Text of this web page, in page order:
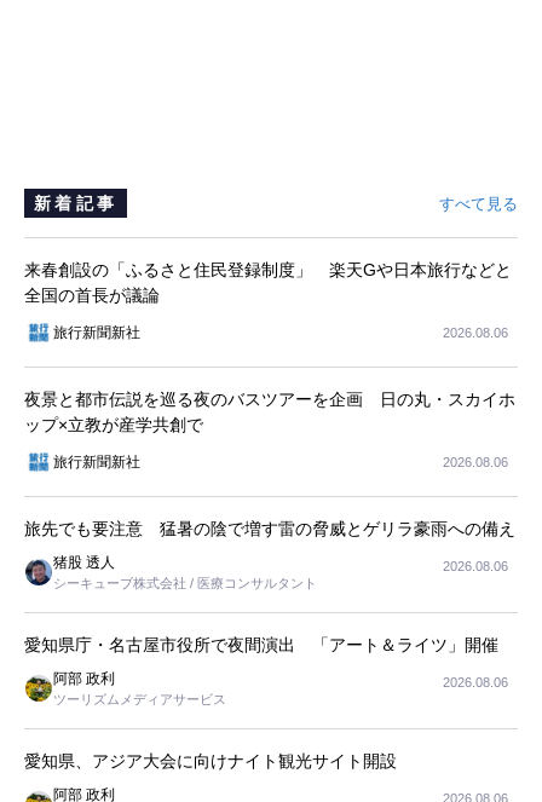
新着記事 すべて見る
来春創設の「ふるさと住民登録制度」 楽天Gや日本旅行などと
全国の首長が議論
旅行新聞新社 2026.08.06
夜景と都市伝説を巡る夜のバスツアーを企画 日の丸・スカイホ
ップ×立教が産学共創で
旅行新聞新社 2026.08.06
旅先でも要注意 猛暑の陰で増す雷の脅威とゲリラ豪雨への備え
猪股 透人
シーキューブ株式会社 / 医療コンサルタント
2026.08.06
愛知県庁・名古屋市役所で夜間演出 「アート＆ライツ」開催
阿部 政利
ツーリズムメディアサービス
2026.08.06
愛知県、アジア大会に向けナイト観光サイト開設
阿部 政利 2026.08.06